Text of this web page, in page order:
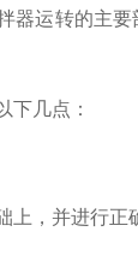
运转的主要
下几点：
，并进行正